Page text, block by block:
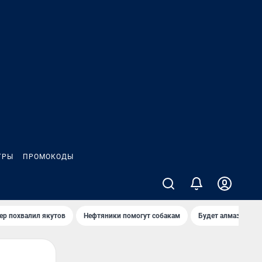
ПРОМОКОДЫ
похвалил якутов Нефтяники помогут собакам Будет алмазный